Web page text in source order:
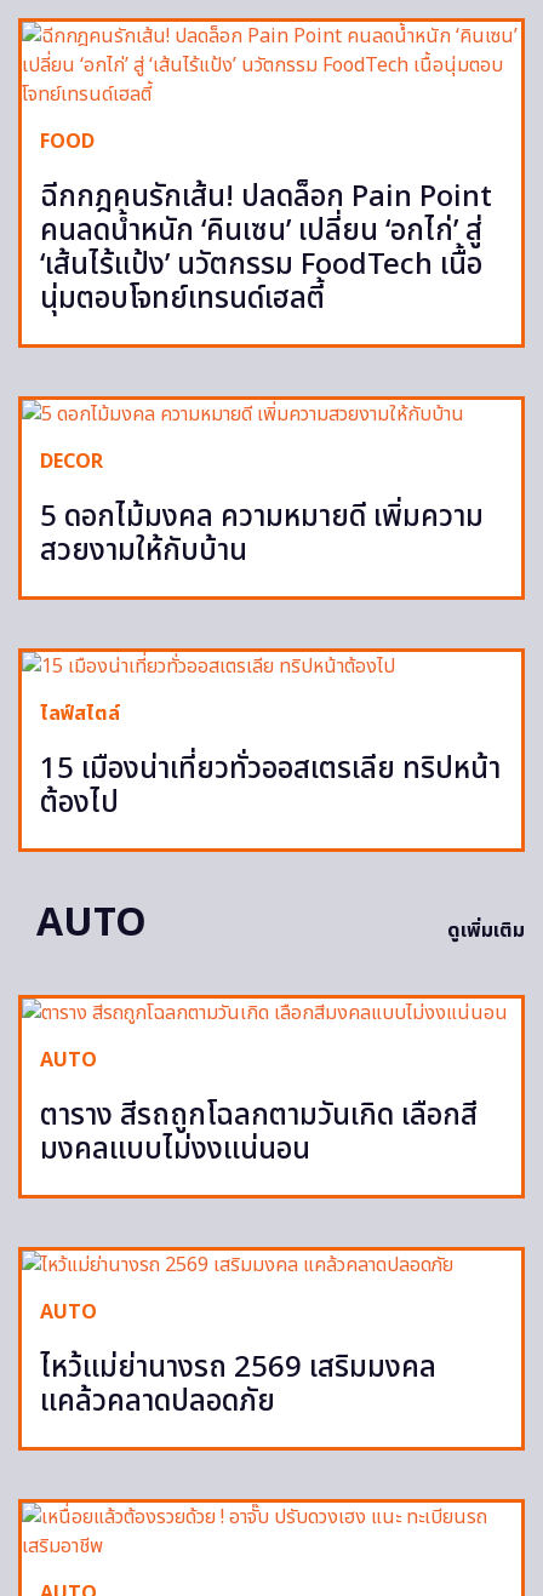
FOOD
ฉีกกฎคนรักเส้น! ปลดล็อก Pain Point
คนลดน้ำหนัก ‘คินเซน’ เปลี่ยน ‘อกไก่’ สู่
‘เส้นไร้แป้ง’ นวัตกรรม FoodTech เนื้อ
นุ่มตอบโจทย์เทรนด์เฮลตี้
DECOR
5 ดอกไม้มงคล ความหมายดี เพิ่มความ
สวยงามให้กับบ้าน
ไลฟ์สไตล์
15 เมืองน่าเที่ยวทั่วออสเตรเลีย ทริปหน้า
ต้องไป
AUTO ดูเพิ่มเติม
AUTO
ตาราง สีรถถูกโฉลกตามวันเกิด เลือกสี
มงคลแบบไม่งงแน่นอน
AUTO
ไหว้แม่ย่านางรถ 2569 เสริมมงคล
แคล้วคลาดปลอดภัย